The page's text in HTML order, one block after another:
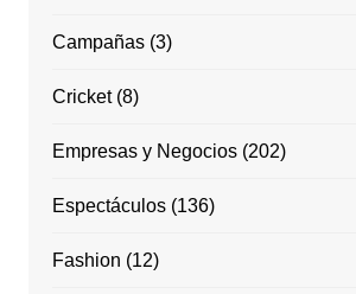
Campañas(3)
Cricket(8)
Empresas y Negocios(202)
Espectáculos(136)
Fashion (12)